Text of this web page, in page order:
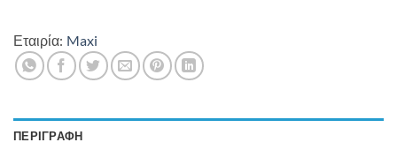
Εταιρία: Maxi
ΠΕΡΙΓΡΑΦΉ